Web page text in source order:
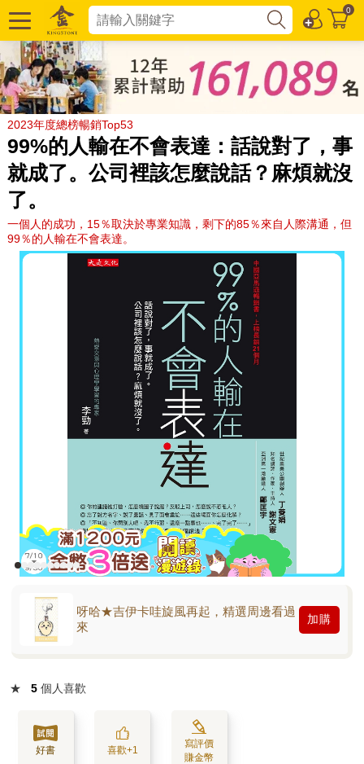
0
2023年度總榜暢銷Top53
99%的人輸在不會表達：話說對了，事
就成了。公司裡該怎麼說話？麻煩就沒
了。
一個人的成功，15％取決於專業知識，剩下的85％來自人際溝通，但
99％的人輸在不會表達。
呀哈★吉伊卡哇旋風再起，精選周邊看過
來
加購
★ 5 個人喜歡
好書 喜歡+1
寫評價
賺金幣